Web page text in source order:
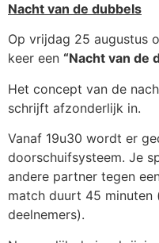
Nacht van de dubbels
Op vrijdag 25 augustus
keer een “Nacht van de
Het concept van de
schrijft afzonderlijk in.
Vanaf 19u30 wordt er
doorschuifsysteem. Je
andere partner tegen
match duurt 45 minuten
deelnemers).